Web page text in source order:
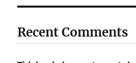
Recent Comments